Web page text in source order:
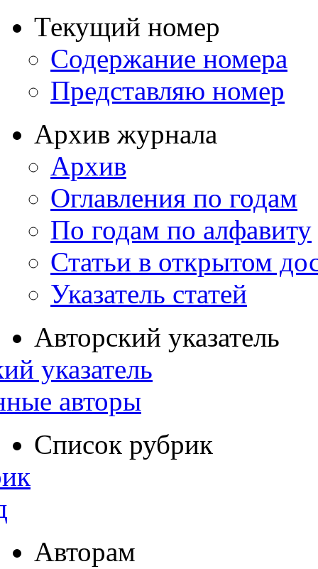
Текущий номер
Содержание номера
Представляю номер
Архив журнала
Архив
Оглавления по годам
По годам по алфавиту
Статьи в открытом
Указатель статей
Авторский указатель
указатель
авторы
Список рубрик
Авторам